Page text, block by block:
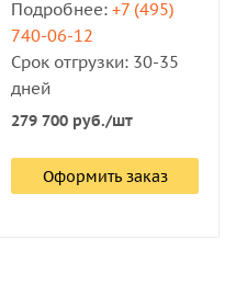
Подробнее: +7 (495)
740-06-12
Срок отгрузки: 30-35
дней
279 700 руб./шт
Оформить заказ